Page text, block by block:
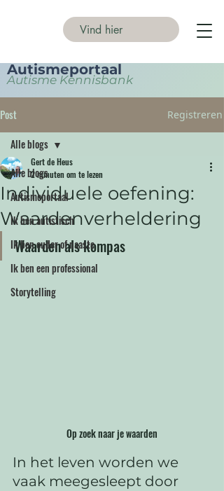
Autismeportaal
Autisme Kennisbank
Post Registreren
Alle blogs
Autismeportaal
Ik ben autistisch
Ik ben ouder of naaste
Ik ben een professional
Storytelling
Alle blogs
Individuele oefening:
Waardenverheldering
Gert de Heus
2 minuten om te lezen
Waarden als kompas
Op zoek naar je waarden
In het leven worden we
vaak meegesleept door